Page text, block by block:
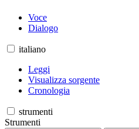
Voce
Dialogo
italiano
Leggi
Visualizza sorgente
Cronologia
strumenti
Strumenti